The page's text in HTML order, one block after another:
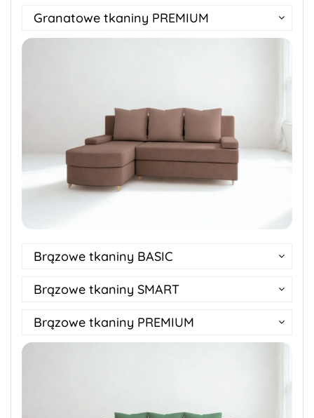
Granatowe tkaniny PREMIUM
Brązowe tkaniny BASIC
Brązowe tkaniny SMART
Brązowe tkaniny PREMIUM